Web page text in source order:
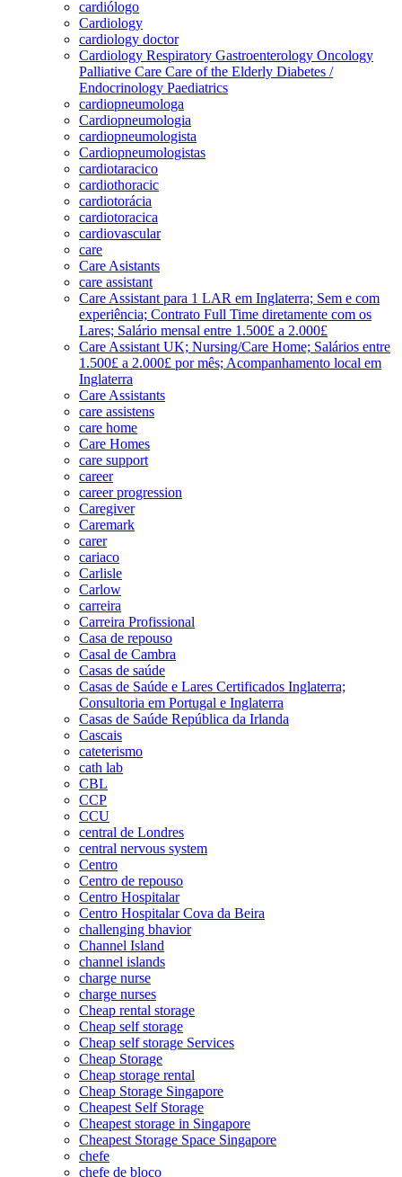
cardiólogo
Cardiology
cardiology doctor
Cardiology Respiratory Gastroenterology Oncology
Palliative Care Care of the Elderly Diabetes /
Endocrinology Paediatrics
cardiopneumologa
Cardiopneumologia
cardiopneumologista
Cardiopneumologistas
cardiotaracico
cardiothoracic
cardiotorácia
cardiotoracica
cardiovascular
care
Care Asistants
care assistant
Care Assistant para 1 LAR em Inglaterra; Sem e com
experiência; Contrato Full Time diretamente com os
Lares; Salário mensal entre 1.500£ a 2.000£
Care Assistant UK; Nursing/Care Home; Salários entre
1.500£ a 2.000£ por mês; Acompanhamento local em
Inglaterra
Care Assistants
care assistens
care home
Care Homes
care support
career
career progression
Caregiver
Caremark
carer
cariaco
Carlisle
Carlow
carreira
Carreira Profissional
Casa de repouso
Casal de Cambra
Casas de saúde
Casas de Saúde e Lares Certificados Inglaterra;
Consultoria em Portugal e Inglaterra
Casas de Saúde República da Irlanda
Cascais
cateterismo
cath lab
CBL
CCP
CCU
central de Londres
central nervous system
Centro
Centro de repouso
Centro Hospitalar
Centro Hospitalar Cova da Beira
challenging bhavior
Channel Island
channel islands
charge nurse
charge nurses
Cheap rental storage
Cheap self storage
Cheap self storage Services
Cheap Storage
Cheap storage rental
Cheap Storage Singapore
Cheapest Self Storage
Cheapest storage in Singapore
Cheapest Storage Space Singapore
chefe
chefe de bloco